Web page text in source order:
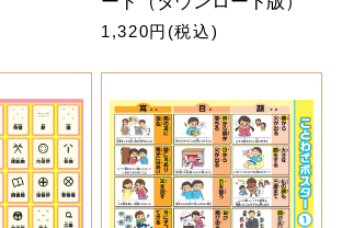
1,320円(税込)